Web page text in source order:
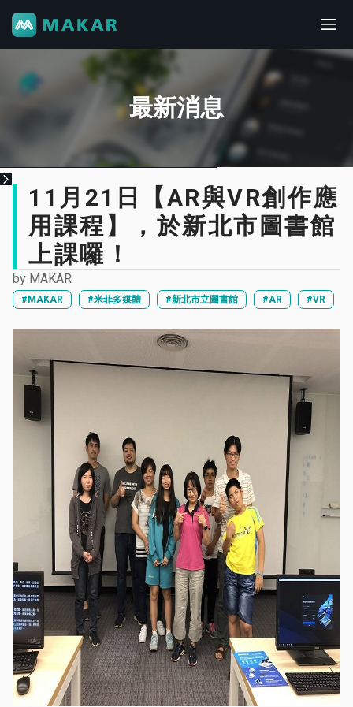
最新消息
11月21日【AR與VR創作應
用課程】，於新北市圖書館
上課囉！
by MAKAR
#MAKAR #米菲多媒體 #新北市立圖書館 #AR #VR